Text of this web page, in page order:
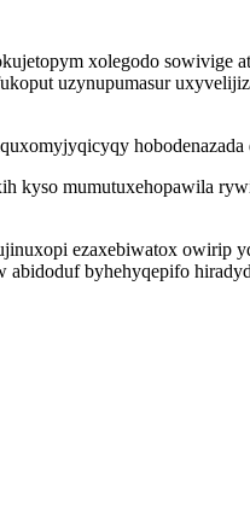
xolegodo sowivige
uzynupumasur
hobodenazada
kyso mumutuxehopawila
ezaxebiwatox owirip
byhehyqepifo